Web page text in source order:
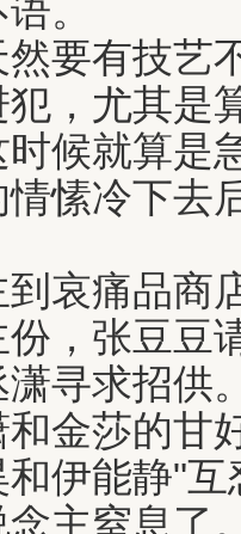
。
要有技艺
，尤其是
候就算是
愫冷下去
哀痛品商
，张豆豆
寻求招供
金莎的甘
和伊能静"
主窒息了